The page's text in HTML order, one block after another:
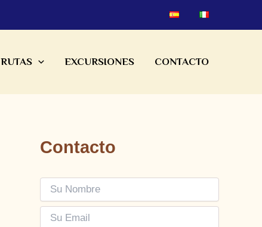
RUTAS EXCURSIONES CONTACTO
Contacto